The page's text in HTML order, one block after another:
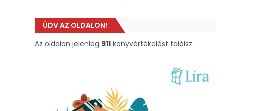
ÜDV AZ OLDALON!
Az oldalon jelenleg 911 könyvértékelést találsz.